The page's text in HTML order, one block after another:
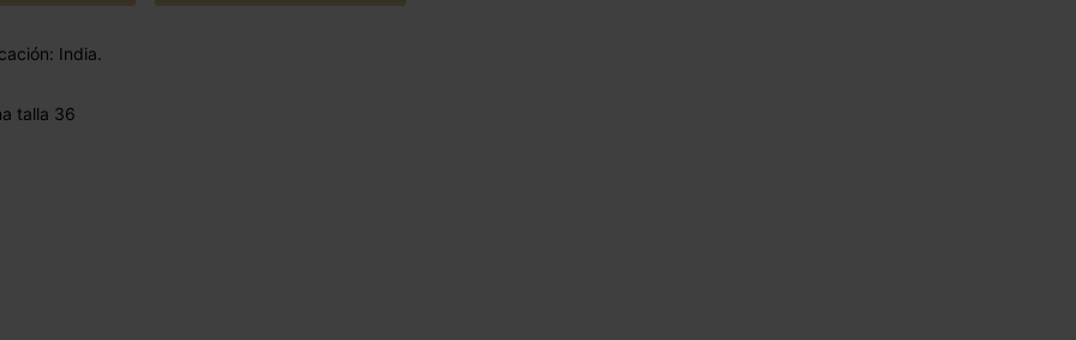
India.
talla 36